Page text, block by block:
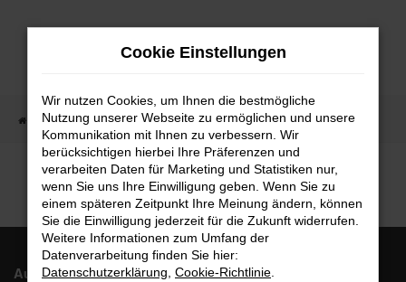
Zum
Startseite Fahrzeugangebote Fahrzeugmarkt
Fahrzeugmarkt
Autohaus Fulda West AFW GmbH & Co. KG
Cookie Einstellungen
Wir nutzen Cookies, um Ihnen die bestmögliche
Nutzung unserer Webseite zu ermöglichen und unsere
Kommunikation mit Ihnen zu verbessern. Wir
berücksichtigen hierbei Ihre Präferenzen und
verarbeiten Daten für Marketing und Statistiken nur,
wenn Sie uns Ihre Einwilligung geben. Wenn Sie zu
einem späteren Zeitpunkt Ihre Meinung ändern, können
Sie die Einwilligung jederzeit für die Zukunft widerrufen.
Weitere Informationen zum Umfang der
Datenverarbeitung finden Sie hier:
Datenschutzerklärung Cookie-Richtlinie